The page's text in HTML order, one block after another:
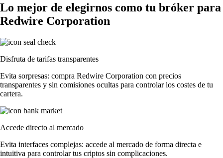
Lo mejor de elegirnos como tu bróker para
Redwire Corporation
Disfruta de tarifas transparentes
Evita sorpresas: compra Redwire Corporation con precios
transparentes y sin comisiones ocultas para controlar los costes de tu
cartera.
Accede directo al mercado
Evita interfaces complejas: accede al mercado de forma directa e
intuitiva para controlar tus criptos sin complicaciones.